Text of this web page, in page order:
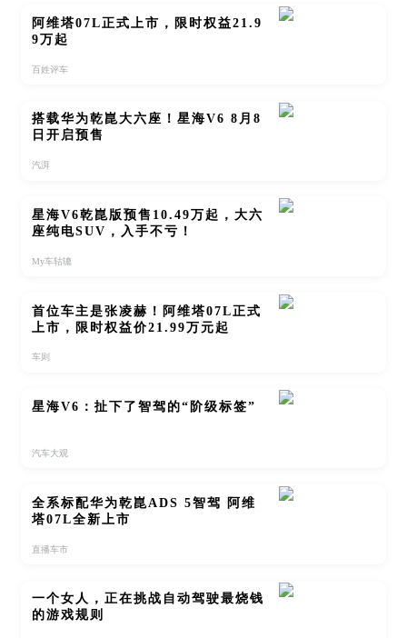
阿维塔07L正式上市，限时权益21.9
9万起
百姓评车
搭载华为乾崑大六座！星海V6 8月8
日开启预售
汽湃
星海V6乾崑版预售10.49万起，大六
座纯电SUV，入手不亏！
My车轱辘
首位车主是张凌赫！阿维塔07L正式
上市，限时权益价21.99万元起
车则
星海V6：扯下了智驾的“阶级标签”
汽车大观
全系标配华为乾崑ADS 5智驾 阿维
塔07L全新上市
直播车市
一个女人，正在挑战自动驾驶最烧钱
的游戏规则